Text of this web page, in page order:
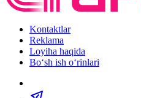
Kontaktlar
Reklama
Loyiha haqida
Bo‘sh ish o‘rinlari